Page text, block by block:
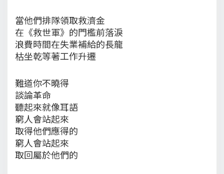
當他們排隊領取救濟金
在《救世軍》的門檻前落淚
浪費時間在失業補給的長龍
枯坐乾等著工作升遷
難道你不曉得
談論革命
聽起來就像耳語
窮人會站起來
取得他們應得的
窮人會站起來
取回屬於他們的